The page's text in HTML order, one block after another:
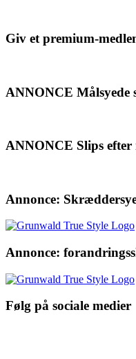
Giv et premium-
ANNONCE Målsyede
ANNONCE Slips efter
Annonce:
Annonce:
Følg på sociale medier